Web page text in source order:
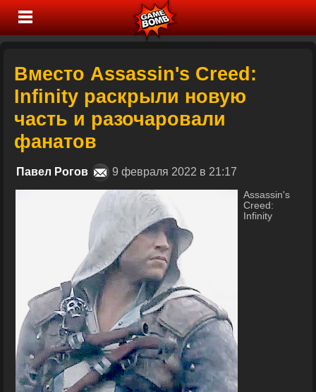
Вместо Assassin's Creed:
Infinity раскрыли новую
часть и разочаровали
фанатов
Павел Рогов 9 февраля 2022 в 21:17
Assassin's
Creed:
Infinity